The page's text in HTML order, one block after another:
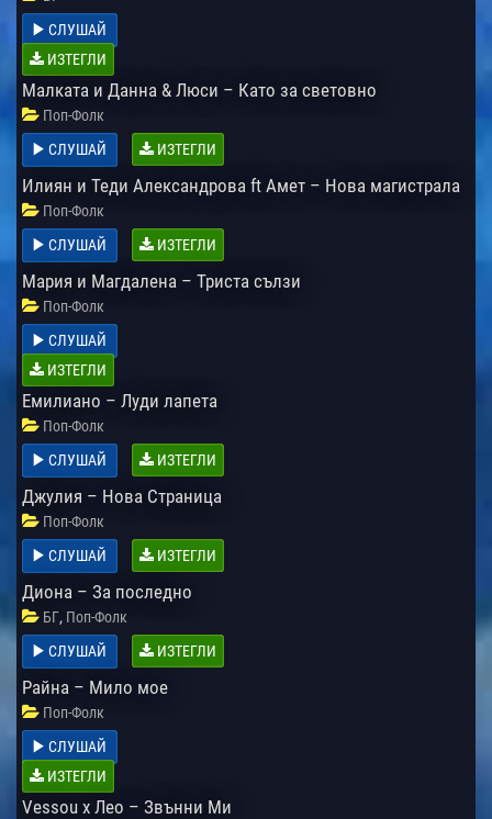
СЛУШАЙ
ИЗТЕГЛИ
Малката и Данна & Люси – Като за световно
Поп-Фолк
СЛУШАЙ
ИЗТЕГЛИ
Илиян и Теди Александрова ft Амет – Нова магистрала
Поп-Фолк
СЛУШАЙ
ИЗТЕГЛИ
Мария и Магдалена – Триста сълзи
Поп-Фолк
СЛУШАЙ
ИЗТЕГЛИ
Емилиано – Луди лапета
Поп-Фолк
СЛУШАЙ
ИЗТЕГЛИ
Джулия – Нова Страница
Поп-Фолк
СЛУШАЙ
ИЗТЕГЛИ
Диона – За последно
БГ, Поп-Фолк
СЛУШАЙ
ИЗТЕГЛИ
Райна – Мило мое
Поп-Фолк
СЛУШАЙ
ИЗТЕГЛИ
Vessou x Лео – Звънни Ми